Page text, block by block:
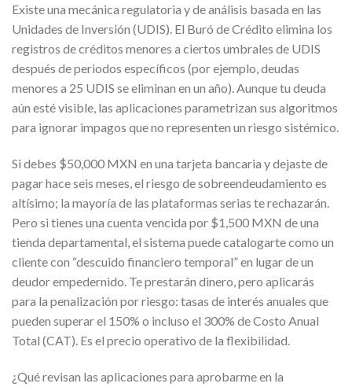
Existe una mecánica regulatoria y de análisis basada en las
Unidades de Inversión (UDIS). El Buró de Crédito elimina los
registros de créditos menores a ciertos umbrales de UDIS
después de periodos específicos (por ejemplo, deudas
menores a 25 UDIS se eliminan en un año). Aunque tu deuda
aún esté visible, las aplicaciones parametrizan sus algoritmos
para ignorar impagos que no representen un riesgo sistémico.
Si debes $50,000 MXN en una tarjeta bancaria y dejaste de
pagar hace seis meses, el riesgo de sobreendeudamiento es
altísimo; la mayoría de las plataformas serias te rechazarán.
Pero si tienes una cuenta vencida por $1,500 MXN de una
tienda departamental, el sistema puede catalogarte como un
cliente con “descuido financiero temporal” en lugar de un
deudor empedernido. Te prestarán dinero, pero aplicarás
para la penalización por riesgo: tasas de interés anuales que
pueden superar el 150% o incluso el 300% de Costo Anual
Total (CAT). Es el precio operativo de la flexibilidad.
¿Qué revisan las aplicaciones para aprobarme en la